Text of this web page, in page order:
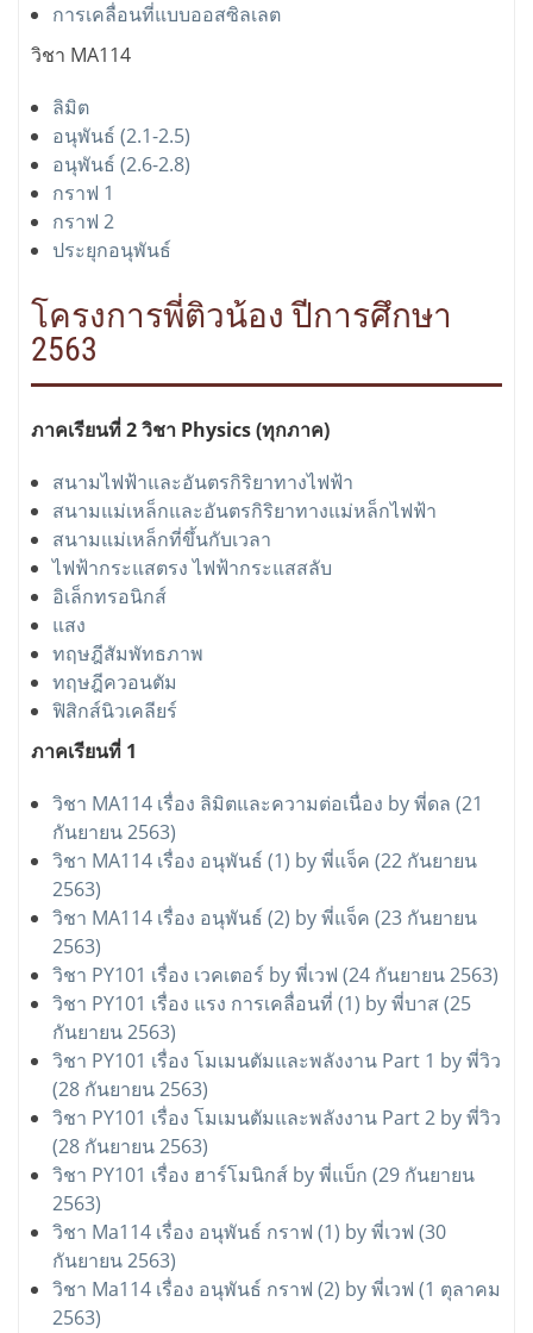
การเคลื่อนที่แบบออสซิลเลต
วิชา MA114
ลิมิต
อนุพันธ์ (2.1-2.5)
อนุพันธ์ (2.6-2.8)
กราฟ 1
กราฟ 2
ประยุกอนุพันธ์
โครงการพี่ติวน้อง ปีการศึกษา
2563
ภาคเรียนที่ 2 วิชา Physics (ทุกภาค)
สนามไฟฟ้าและอันตรกิริยาทางไฟฟ้า
สนามแม่เหล็กและอันตรกิริยาทางแม่หล็กไฟฟ้า
สนามแม่เหล็กที่ขึ้นกับเวลา
ไฟฟ้ากระแสตรง ไฟฟ้ากระแสสลับ
อิเล็กทรอนิกส์
แสง
ทฤษฎีสัมพัทธภาพ
ทฤษฎีควอนตัม
ฟิสิกส์นิวเคลียร์
ภาคเรียนที่ 1
วิชา MA114 เรื่อง ลิมิตและความต่อเนื่อง by พี่ดล (21
กันยายน 2563)
วิชา MA114 เรื่อง อนุพันธ์ (1) by พี่แจ็ค (22 กันยายน
2563)
วิชา MA114 เรื่อง อนุพันธ์ (2) by พี่แจ็ค (23 กันยายน
2563)
วิชา PY101 เรื่อง เวคเตอร์ by พี่เวฟ (24 กันยายน 2563)
วิชา PY101 เรื่อง แรง การเคลื่อนที่ (1) by พี่บาส (25
กันยายน 2563)
วิชา PY101 เรื่อง โมเมนตัมและพลังงาน Part 1 by พี่วิว
(28 กันยายน 2563)
วิชา PY101 เรื่อง โมเมนตัมและพลังงาน Part 2 by พี่วิว
(28 กันยายน 2563)
วิชา PY101 เรื่อง ฮาร์โมนิกส์ by พี่แบ็ก (29 กันยายน
2563)
วิชา Ma114 เรื่อง อนุพันธ์ กราฟ (1) by พี่เวฟ (30
กันยายน 2563)
วิชา Ma114 เรื่อง อนุพันธ์ กราฟ (2) by พี่เวฟ (1 ตุลาคม
2563)